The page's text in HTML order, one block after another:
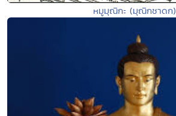
หมูมุณิกะ (มุณิกชาดก)